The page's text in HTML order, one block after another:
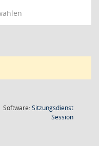
Software:Sitzungsdienst
Session(Wird in